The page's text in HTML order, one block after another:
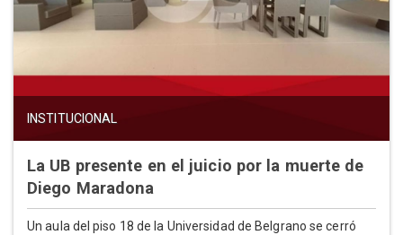
INSTITUCIONAL
La UB presente en el juicio por la muerte de
Diego Maradona
Un aula del piso 18 de la Universidad de Belgrano se cerró